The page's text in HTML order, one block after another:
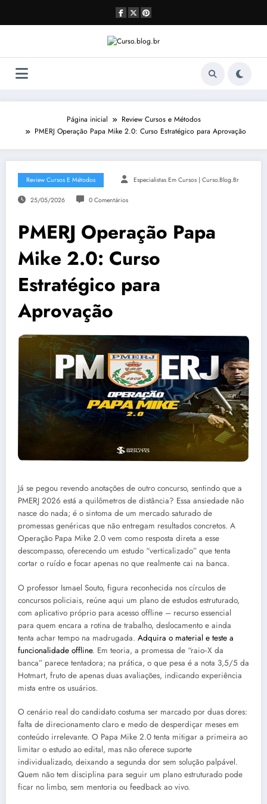
o
Página inicial
Review Cursos e Métodos
PMERJ Operação Papa Mike 2.0: Curso Estratégico para Aprovação
Review Cursos E Métodos Especialistas Em Cursos | Curso.blog.br
25/05/2026 0 Comentários
PMERJ Operação Papa
Mike 2.0: Curso
Estratégico para
Aprovação
Já se pegou revendo anotações de outro concurso, sentindo que a
PMERJ 2026 está a quilômetros de distância? Essa ansiedade não
nasce do nada; é o sintoma de um mercado saturado de
promessas genéricas que não entregam resultados concretos. A
Operação Papa Mike 2.0 vem como resposta direta a esse
descompasso, oferecendo um estudo “verticalizado” que tenta
cortar o ruído e focar apenas no que realmente cai na banca.
O professor Ismael Souto, figura reconhecida nos círculos de
concursos policiais, reúne aqui um plano de estudos estruturado,
com aplicativo próprio para acesso offline – recurso essencial
para quem encara a rotina de trabalho, deslocamento e ainda
tenta achar tempo na madrugada. Adquira o material e teste a
funcionalidade offline. Em teoria, a promessa de “raio‑X da
banca” parece tentadora; na prática, o que pesa é a nota 3,5/5 da
Hotmart, fruto de apenas duas avaliações, indicando experiência
mista entre os usuários.
O cenário real do candidato costuma ser marcado por duas dores:
falta de direcionamento claro e medo de desperdiçar meses em
conteúdo irrelevante. O Papa Mike 2.0 tenta mitigar a primeira ao
limitar o estudo ao edital, mas não oferece suporte
individualizado, deixando a segunda dor sem solução palpável.
Quem não tem disciplina para seguir um plano estruturado pode
ficar no limbo, sem mentoria ou feedback ao vivo.